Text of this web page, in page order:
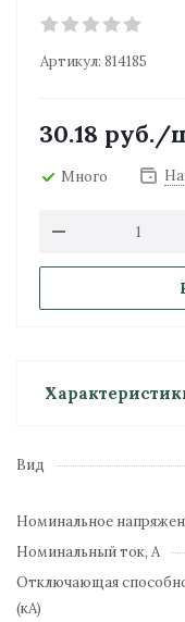
Артикул: 814185
30.18 руб./
Много
Вид
Номинальное
Номинальный ток, А
Отключающая
(кА)